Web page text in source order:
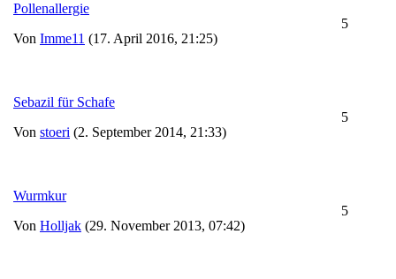
Pollenallergie
Von Imme11 (17. April 2016, 21:25)
5
Sebazil für Schafe
Von stoeri (2. September 2014, 21:33)
5
Wurmkur
Von Holljak (29. November 2013, 07:42)
5